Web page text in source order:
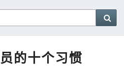
秀
的十个习惯